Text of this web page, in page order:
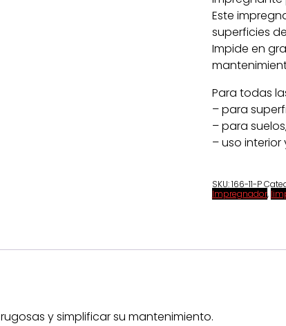
Este
superficies
Impide en
Para todas
– para
– para
– uso interior
SKU:166-11-P
Impregnador,
y simplificar su mantenimiento.